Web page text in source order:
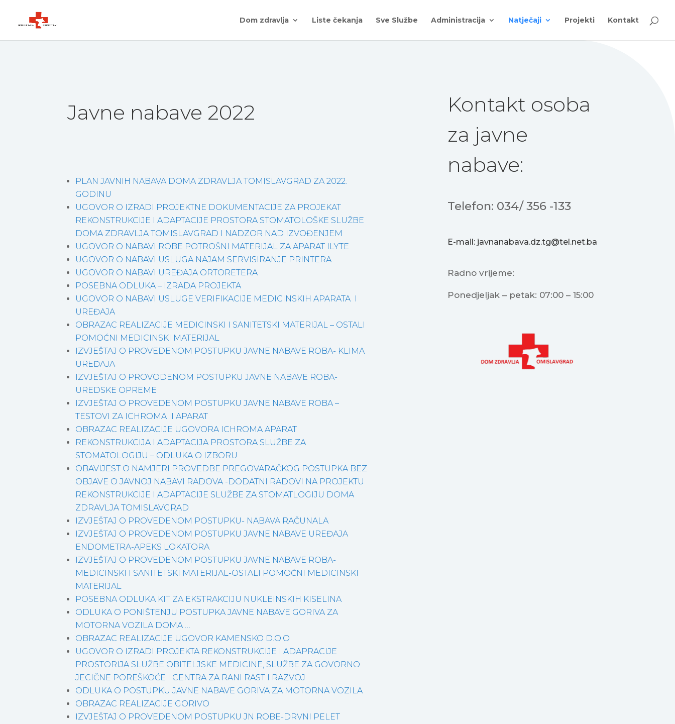
Dom zdravlja Liste čekanja Sve Službe Administracija Natječaji Projekti Kontakt
Javne nabave 2022
PLAN JAVNIH NABAVA DOMA ZDRAVLJA TOMISLAVGRAD ZA 2022.
GODINU
UGOVOR O IZRADI PROJEKTNE DOKUMENTACIJE ZA PROJEKAT
REKONSTRUKCIJE I ADAPTACIJE PROSTORA STOMATOLOŠKE SLUŽBE
DOMA ZDRAVLJA TOMISLAVGRAD I NADZOR NAD IZVOĐENJEM
UGOVOR O NABAVI ROBE POTROŠNI MATERIJAL ZA APARAT ILYTE
UGOVOR O NABAVI USLUGA NAJAM SERVISIRANJE PRINTERA
UGOVOR O NABAVI UREĐAJA ORTORETERA
POSEBNA ODLUKA – IZRADA PROJEKTA
UGOVOR O NABAVI USLUGE VERIFIKACIJE MEDICINSKIH APARATA I
UREĐAJA
OBRAZAC REALIZACIJE MEDICINSKI I SANITETSKI MATERIJAL – OSTALI
POMOĆNI MEDICINSKI MATERIJAL
IZVJEŠTAJ O PROVEDENOM POSTUPKU JAVNE NABAVE ROBA- KLIMA
UREĐAJA
IZVJEŠTAJ O PROVODENOM POSTUPKU JAVNE NABAVE ROBA-
UREDSKE OPREME
IZVJEŠTAJ O PROVEDENOM POSTUPKU JAVNE NABAVE ROBA –
TESTOVI ZA ICHROMA II APARAT
OBRAZAC REALIZACIJE UGOVORA ICHROMA APARAT
REKONSTRUKCIJA I ADAPTACIJA PROSTORA SLUŽBE ZA
STOMATOLOGIJU – ODLUKA O IZBORU
OBAVIJEST O NAMJERI PROVEDBE PREGOVARAČKOG POSTUPKA BEZ
OBJAVE O JAVNOJ NABAVI RADOVA -DODATNI RADOVI NA PROJEKTU
REKONSTRUKCIJE I ADAPTACIJE SLUŽBE ZA STOMATLOGIJU DOMA
ZDRAVLJA TOMISLAVGRAD
IZVJEŠTAJ O PROVEDENOM POSTUPKU- NABAVA RAČUNALA
IZVJEŠTAJ O PROVEDENOM POSTUPKU JAVNE NABAVE UREĐAJA
ENDOMETRA-APEKS LOKATORA
IZVJEŠTAJ O PROVEDENOM POSTUPKU JAVNE NABAVE ROBA-
MEDICINSKI I SANITETSKI MATERIJAL-OSTALI POMOĆNI MEDICINSKI
MATERIJAL
POSEBNA ODLUKA KIT ZA EKSTRAKCIJU NUKLEINSKIH KISELINA
ODLUKA O PONIŠTENJU POSTUPKA JAVNE NABAVE GORIVA ZA
MOTORNA VOZILA DOMA …
OBRAZAC REALIZACIJE UGOVOR KAMENSKO D.O.O
UGOVOR O IZRADI PROJEKTA REKONSTRUKCIJE I ADAPRACIJE
PROSTORIJA SLUŽBE OBITELJSKE MEDICINE, SLUŽBE ZA GOVORNO
JECIČNE POREŠKOĆE I CENTRA ZA RANI RAST I RAZVOJ
ODLUKA O POSTUPKU JAVNE NABAVE GORIVA ZA MOTORNA VOZILA
OBRAZAC REALIZACIJE GORIVO
IZVJEŠTAJ O PROVEDENOM POSTUPKU JN ROBE-DRVNI PELET
Kontakt osoba
za javne
nabave:
Telefon: 034/ 356 -133
E-mail: javnanabava.dz.tg@tel.net.ba
Radno vrijeme:
Ponedjeljak – petak: 07:00 – 15:00